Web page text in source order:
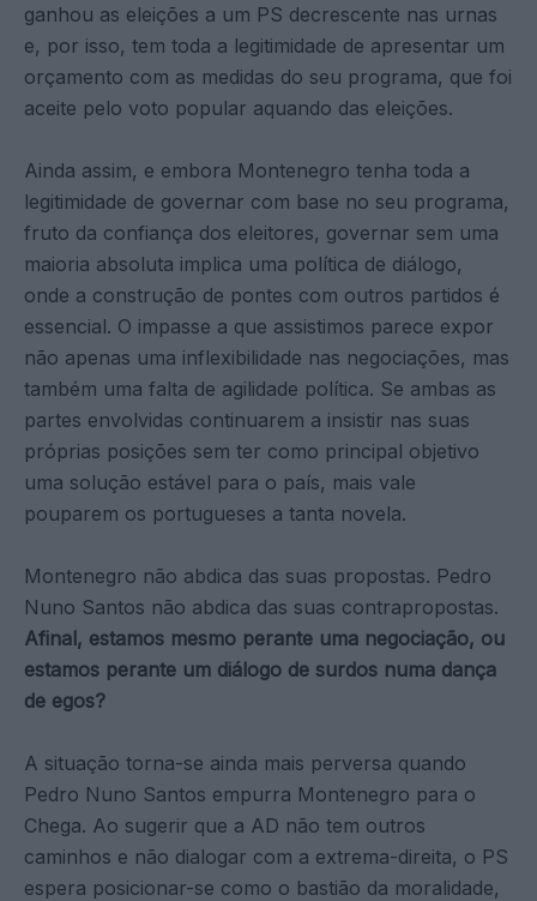
ganhou as eleições a um PS decrescente nas urnas
e, por isso, tem toda a legitimidade de apresentar um
orçamento com as medidas do seu programa, que foi
aceite pelo voto popular aquando das eleições.
Ainda assim, e embora Montenegro tenha toda a
legitimidade de governar com base no seu programa,
fruto da confiança dos eleitores, governar sem uma
maioria absoluta implica uma política de diálogo,
onde a construção de pontes com outros partidos é
essencial. O impasse a que assistimos parece expor
não apenas uma inflexibilidade nas negociações, mas
também uma falta de agilidade política. Se ambas as
partes envolvidas continuarem a insistir nas suas
próprias posições sem ter como principal objetivo
uma solução estável para o país, mais vale
pouparem os portugueses a tanta novela.
Montenegro não abdica das suas propostas. Pedro
Nuno Santos não abdica das suas contrapropostas.
Afinal, estamos mesmo perante uma negociação, ou
estamos perante um diálogo de surdos numa dança
de egos?
A situação torna-se ainda mais perversa quando
Pedro Nuno Santos empurra Montenegro para o
Chega. Ao sugerir que a AD não tem outros
caminhos e não dialogar com a extrema-direita, o PS
espera posicionar-se como o bastião da moralidade,